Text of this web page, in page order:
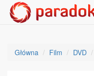
Główna Film DVD